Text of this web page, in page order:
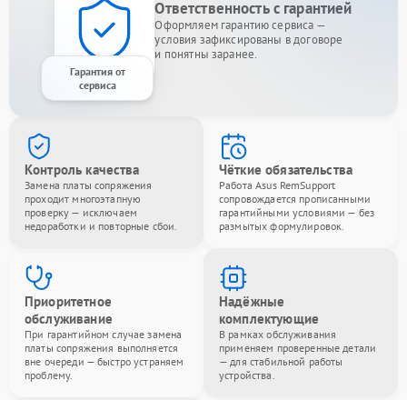
Гарантия от
сервиса
Ответственность с гарантией
Оформляем гарантию сервиса —
условия зафиксированы в договоре
и понятны заранее.
Контроль качества
Замена платы сопряжения
проходит многоэтапную
проверку — исключаем
недоработки и повторные сбои.
Чёткие обязательства
Работа Asus RemSupport
сопровождается прописанными
гарантийными условиями — без
размытых формулировок.
Приоритетное
обслуживание
При гарантийном случае замена
платы сопряжения выполняется
вне очереди — быстро устраняем
проблему.
Надёжные
комплектующие
В рамках обслуживания
применяем проверенные детали
— для стабильной работы
устройства.